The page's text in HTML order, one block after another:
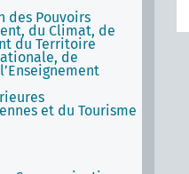
des Pouvoirs
du Climat, de
du Territoire
de
et du Tourisme